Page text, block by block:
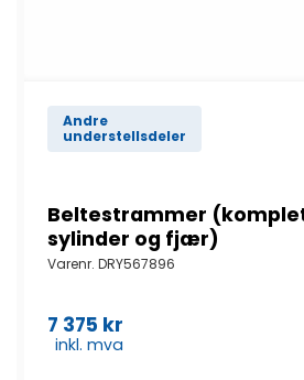
Andre
understellsdeler
Beltestrammer
sylinder og fjær)
Varenr. DRY567896
7 375 kr
inkl. mva